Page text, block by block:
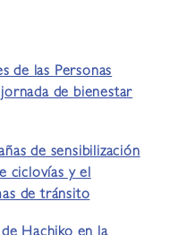
de las Personas
de bienestar
de sensibilización
ciclovías y el
de tránsito